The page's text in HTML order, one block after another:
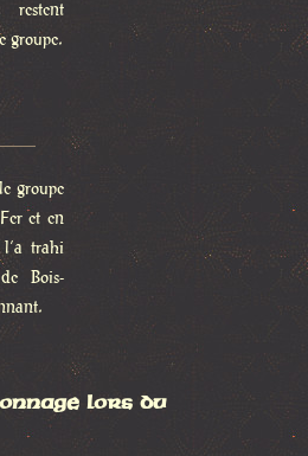
groupe.
groupe
et en
trahi
Bois-
lors du